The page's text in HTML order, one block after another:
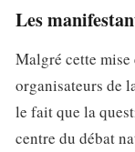
Les
Malgré cette
organisateurs de
le fait que la
centre du débat